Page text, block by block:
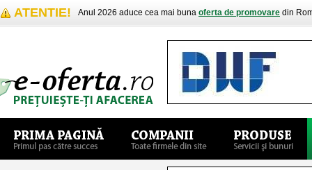
ATENTIE! Anul 2026 aduce cea mai buna oferta de promovare din